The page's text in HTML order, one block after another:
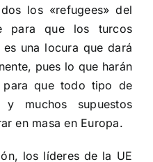
los «refugees» del
para que los turcos
una locura que dará
pues lo que harán
para que todo tipo de
y muchos supuestos
en masa en Europa.
los líderes de la UE